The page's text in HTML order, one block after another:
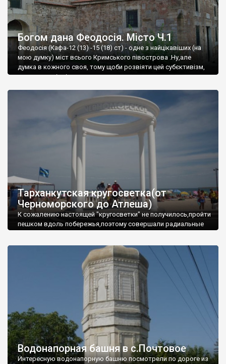
Богом дана Феодосія. Місто Ч.1
Феодосія (Кафа-12 (13) -15 (18) ст) - одне з найцікавіших (на
мою думку) міст всього Кримського півострова .Ну,але
думка в кожного своя, тому щоби розвіяти цей субєктивізм,
запрошую відвідати це
Тарханкутская кругосветка(от
Черноморского до Атлеша)
К сожалению настоящей "кругосветки" не получилось,пройти
пешком вдоль побережья,поэтому совершали радиальные
Водонапорная башня в с.Почтовое
Интересную водонапорную башню посмотрели по дороге из